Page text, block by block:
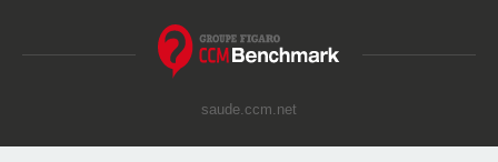
saude.ccm.net